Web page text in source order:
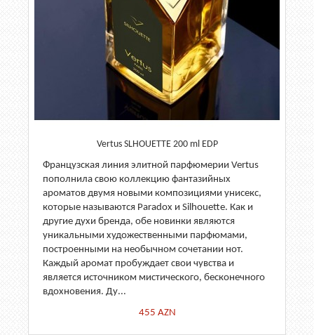
Vertus SLHOUETTE 200 ml EDP
Французская линия элитной парфюмерии Vertus
пополнила свою коллекцию фантазийных
ароматов двумя новыми композициями унисекс,
которые называются Paradox и Silhouette. Как и
другие духи бренда, обе новинки являются
уникальными художественными парфюмами,
построенными на необычном сочетании нот.
Каждый аромат пробуждает свои чувства и
является источником мистического, бесконечного
вдохновения. Ду...
455 AZN